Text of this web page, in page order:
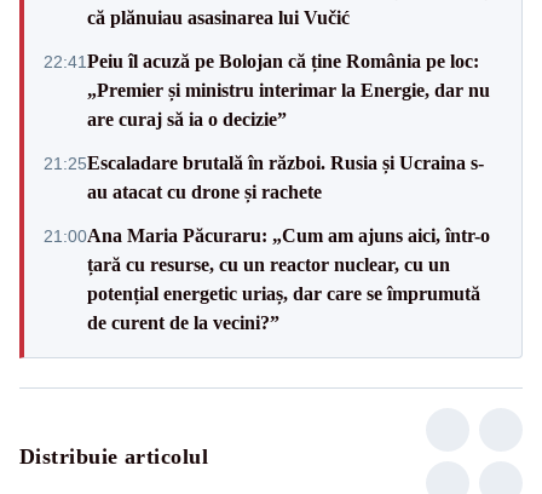
că plănuiau asasinarea lui Vučić
22:41Peiu îl acuză pe Bolojan că ține România pe loc:
„Premier și ministru interimar la Energie, dar nu
are curaj să ia o decizie”
21:25Escaladare brutală în război. Rusia și Ucraina s-
au atacat cu drone și rachete
21:00Ana Maria Păcuraru: „Cum am ajuns aici, într-o
țară cu resurse, cu un reactor nuclear, cu un
potențial energetic uriaș, dar care se împrumută
de curent de la vecini?”
Distribuie articolul